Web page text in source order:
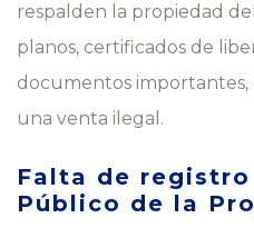
respalden la propiedad
planos, certificados de
documentos importantes,
una venta ilegal.
Falta de
Público de la